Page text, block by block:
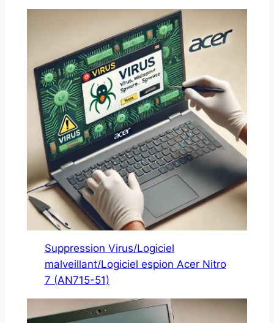
Suppression Virus/Logiciel
malveillant/Logiciel espion Acer Nitro
7 (AN715-51)